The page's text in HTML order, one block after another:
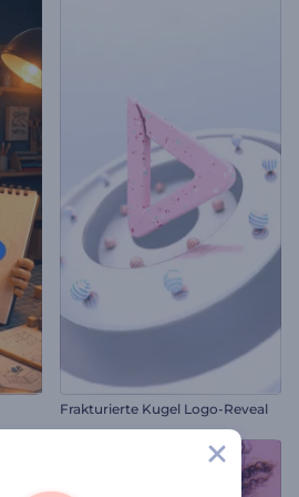
Frakturierte Kugel Logo-Reveal